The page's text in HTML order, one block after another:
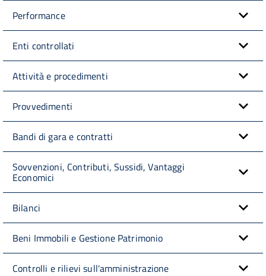
Performance
Enti controllati
Attività e procedimenti
Provvedimenti
Bandi di gara e contratti
Sovvenzioni, Contributi, Sussidi, Vantaggi
Economici
Bilanci
Beni Immobili e Gestione Patrimonio
Controlli e rilievi sull'amministrazione